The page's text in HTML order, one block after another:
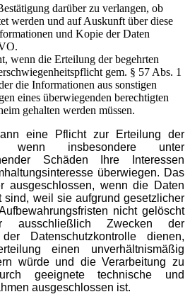
darüber zu verlangen, ob
werden und auf Auskunft über diese
und Kopie der Daten
wenn die Erteilung der begehrten
gem. § 57 Abs. 1
die Informationen aus sonstigen
eines überwiegenden berechtigten
gehalten werden müssen.
eine Pflicht zur Erteilung der
wenn insbesondere unter
Schäden Ihre Interessen
überwiegen. Das
ausgeschlossen, wenn die Daten
sind, weil sie aufgrund gesetzlicher
nicht gelöscht
ausschließlich Zwecken der
Datenschutzkontrolle dienen,
einen unverhältnismäßig
würde und die Verarbeitung zu
geeignete technische und
ausgeschlossen ist.